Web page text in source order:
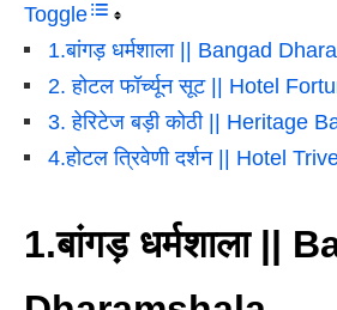
Toggle
1.बांगड़ धर्मशाला || Bangad
2. होटल फॉर्च्यून सूट || Hotel
3. हेरिटेज बड़ी कोठी || Heritage
4.होटल त्रिवेणी दर्शन || Hotel
1.बांगड़ धर्मशाला ||